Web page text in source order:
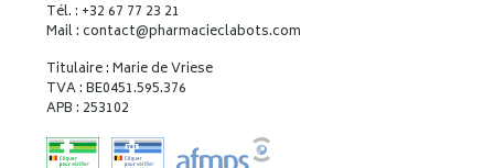
Tél. : +32 67 77 23 21
Mail : contact@pharmacieclabots.com
Titulaire : Marie de Vriese
TVA : BE0451.595.376
APB : 253102